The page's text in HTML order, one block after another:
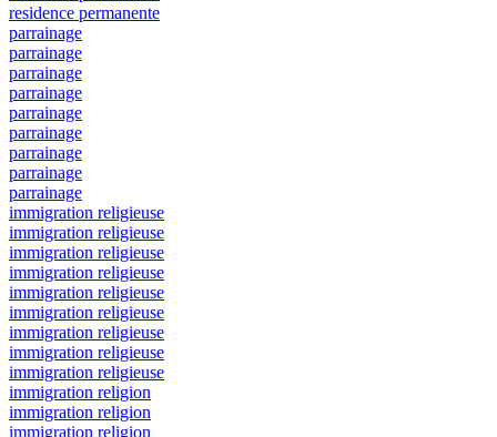
residence permanente
parrainage
parrainage
parrainage
parrainage
parrainage
parrainage
parrainage
parrainage
parrainage
immigration religieuse
immigration religieuse
immigration religieuse
immigration religieuse
immigration religieuse
immigration religieuse
immigration religieuse
immigration religieuse
immigration religieuse
immigration religion
immigration religion
immigration religion